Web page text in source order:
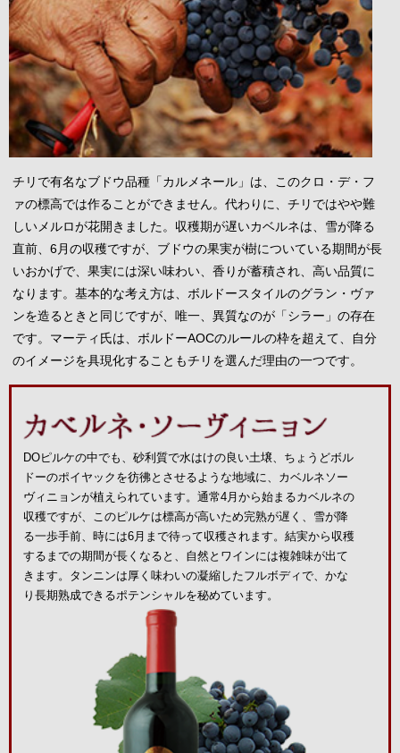
チリで有名なブドウ品種「カルメネール」は、このクロ・デ・フ
ァの標高では作ることができません。代わりに、チリではやや難
しいメルロが花開きました。収穫期が遅いカベルネは、雪が降る
直前、6月の収穫ですが、ブドウの果実が樹についている期間が長
いおかげで、果実には深い味わい、香りが蓄積され、高い品質に
なります。基本的な考え方は、ボルドースタイルのグラン・ヴァ
ンを造るときと同じですが、唯一、異質なのが「シラー」の存在
です。マーティ氏は、ボルドーAOCのルールの枠を超えて、自分
のイメージを具現化することもチリを選んだ理由の一つです。
DOピルケの中でも、砂利質で水はけの良い土壌、ちょうどボル
ドーのポイヤックを彷彿とさせるような地域に、カベルネソー
ヴィニョンが植えられています。通常4月から始まるカベルネの
収穫ですが、このピルケは標高が高いため完熟が遅く、雪が降
る一歩手前、時には6月まで待って収穫されます。結実から収穫
するまでの期間が長くなると、自然とワインには複雑味が出て
きます。タンニンは厚く味わいの凝縮したフルボディで、かな
り長期熟成できるポテンシャルを秘めています。